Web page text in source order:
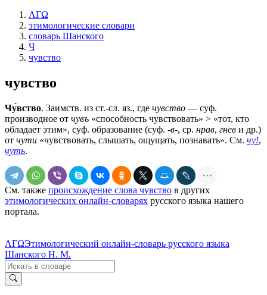
ΛΓΩ
этимологические словари
словарь Шанского
Ч
чувство
чувство
Чу́вство. Заимств. из ст.-сл. яз., где чувство — суф.
производное от чувъ «способность чувствовать» > «тот, кто
обладает этим», суф. образование (суф. -в-, ср. нрав, гнев и др.)
от чути «чувствовать, слышать, ощущать, познавать». См. чу!,
чуть.
См. также происхождение слова чувство в других
этимологических онлайн-словарях русского языка нашего
портала.
ΛΓΩЭтимологический онлайн-словарь русского языка
Шанского Н. М.